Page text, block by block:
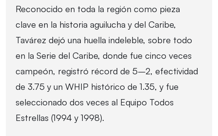
Reconocido en toda la región como pieza
clave en la historia aguilucha y del Caribe,
Tavárez dejó una huella indeleble, sobre todo
en la Serie del Caribe, donde fue cinco veces
campeón, registró récord de 5–2, efectividad
de 3.75 y un WHIP histórico de 1.35, y fue
seleccionado dos veces al Equipo Todos
Estrellas (1994 y 1998).